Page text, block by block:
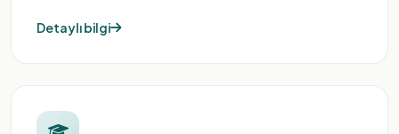
Detaylı bilgi